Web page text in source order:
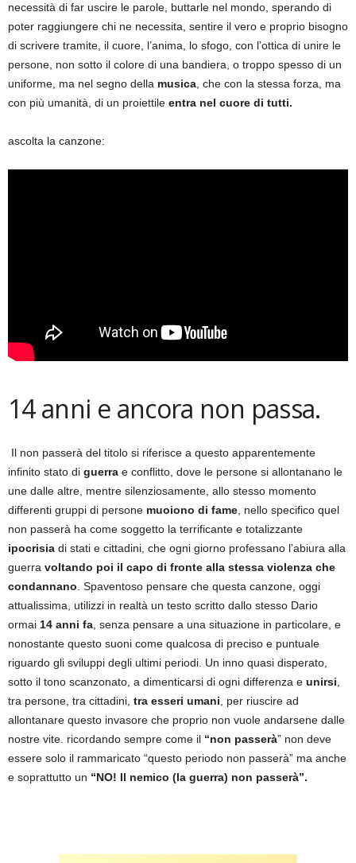
necessità di far uscire le parole, buttarle nel mondo, sperando di
poter raggiungere chi ne necessita, sentire il vero e proprio bisogno
di scrivere tramite, il cuore, l’anima, lo sfogo, con l’ottica di unire le
persone, non sotto il colore di una bandiera, o troppo spesso di un
uniforme, ma nel segno della musica, che con la stessa forza, ma
con più umanità, di un proiettile entra nel cuore di tutti.
ascolta la canzone:
14 anni e ancora non passa.
Il non passerà del titolo si riferisce a questo apparentemente
infinito stato di guerra e conflitto, dove le persone si allontanano le
une dalle altre, mentre silenziosamente, allo stesso momento
differenti gruppi di persone muoiono di fame, nello specifico quel
non passerà ha come soggetto la terrificante e totalizzante
ipocrisia di stati e cittadini, che ogni giorno professano l’abiura alla
guerra voltando poi il capo di fronte alla stessa violenza che
condannano. Spaventoso pensare che questa canzone, oggi
attualissima, utilizzi in realtà un testo scritto dallo stesso Dario
ormai 14 anni fa, senza pensare a una situazione in particolare, e
nonostante questo suoni come qualcosa di preciso e puntuale
riguardo gli sviluppi degli ultimi periodi. Un inno quasi disperato,
sotto il tono scanzonato, a dimenticarsi di ogni differenza e unirsi,
tra persone, tra cittadini, tra esseri umani, per riuscire ad
allontanare questo invasore che proprio non vuole andarsene dalle
nostre vite. ricordando sempre come il “non passerà” non deve
essere solo il rammaricato “questo periodo non passerà” ma anche
e soprattutto un “NO! Il nemico (la guerra) non passerà”.